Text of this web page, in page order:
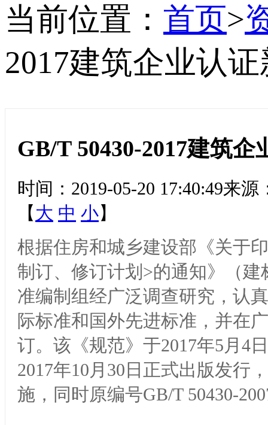
当前位置： 首页>
2017建筑企业认
GB/T 50430-2017建筑企
时间：2019-05-20 17:40:49
【 大 中 小】
根据住房和城乡建设部《关于
制订、修订计划>的通知》（建
准编制组经广泛调查研究，认
际标准和国外先进标准，并在
订。该《规范》于2017年5月4
2017年10月30日正式出版发行
施，同时原编号GB/T 50430-